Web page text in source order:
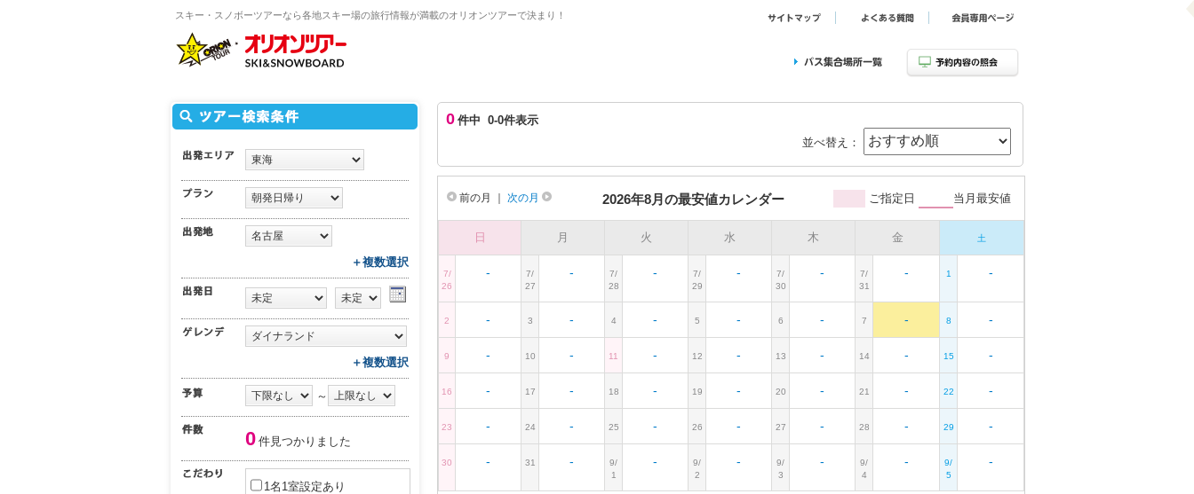
スキー・スノボーツアーなら各地スキー場の旅行情報が満載のオリオンツアーで決まり！
＋複数選択
＋複数選択
～
0 件見つかりました
1名1室設定あり
0 件中 0-0件表示
並べ替え：
前の月 次の月 2026年8月の最安値カレンダー ご指定日 当月最安値
日 月 火 水 木 金 土
7/
26
-
7/
27
-
7/
28
-
7/
29
-
7/
30
-
7/
31
- 1 -
2 - 3 - 4 - 5 - 6 - 7 - 8 -
9 - 10 - 11 - 12 - 13 - 14 - 15 -
16 - 17 - 18 - 19 - 20 - 21 - 22 -
23 - 24 - 25 - 26 - 27 - 28 - 29 -
30 - 31 -
9/
1
-
9/
2
-
9/
3
-
9/
4
-
9/
5
-